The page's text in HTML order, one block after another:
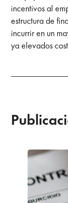
incentivos al
estructura de
incurrir en un
ya elevados